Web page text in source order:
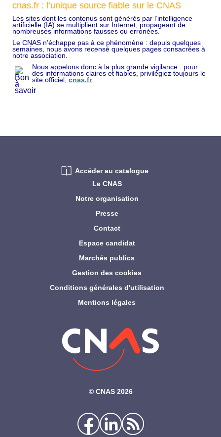
cnas.fr : l’unique source fiable sur le CNAS
Les sites dont les contenus sont générés par l’intelligence
artificielle (IA) se multiplient sur Internet, propageant de
nombreuses informations fausses ou erronées.
Le CNAS n’échappe pas à ce phénomène : depuis quelques
semaines, nous avons recensé quelques pages consacrées à
notre association.
Nous appelons donc à la plus grande vigilance : pour
des informations claires et fiables, privilégiez toujours le
site officiel, cnas.fr.
©‎ CNAS 2026
Le CNAS
Notre organisation
Presse
Contact
Espace candidat
Marchés publics
Gestion des cookies
Conditions générales d'utilisation
Mentions légales
Accéder au catalogue